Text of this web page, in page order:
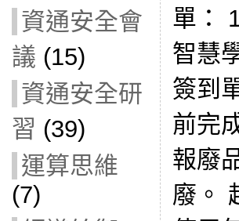
資通安全會
議 (15)
資通安全研
習 (39)
運算思維
(7)
單：
智慧
簽到
前完
報廢
廢。